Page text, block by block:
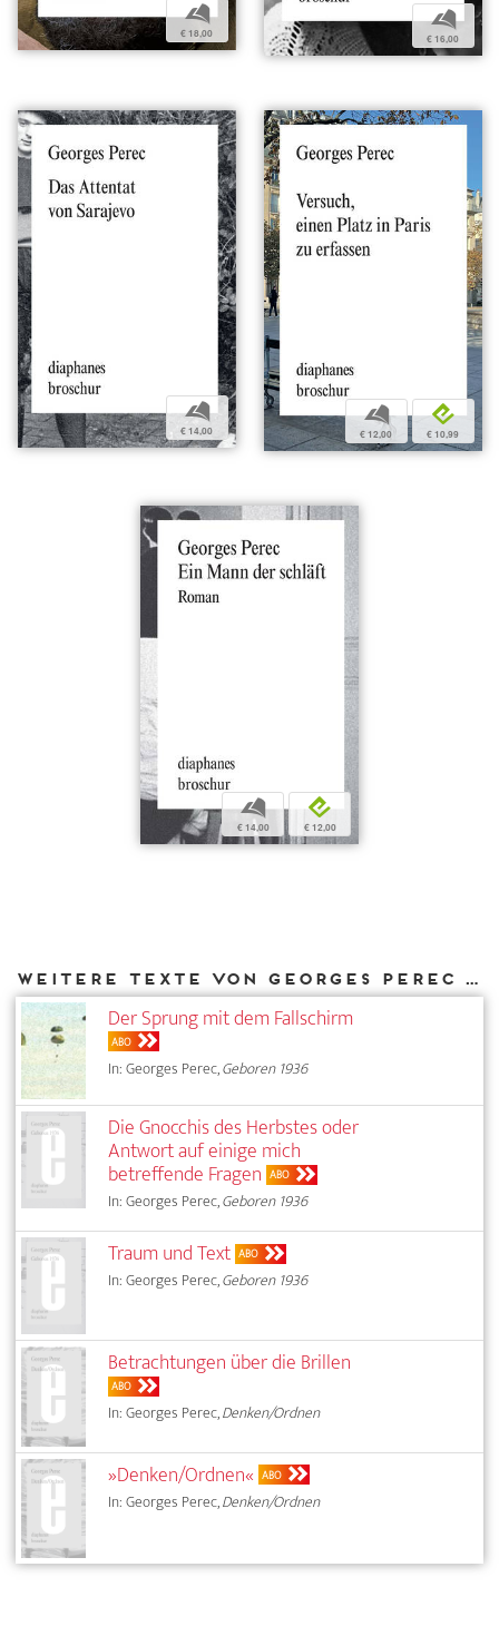
b
€ 18,00
b
€ 16,00
b
€ 14,00
b
€ 12,00
e
€ 10,99
b
€ 14,00
e
€ 12,00
Weitere Texte von Georges Perec bei DIAPHANES
Der Sprung mit dem Fallschirm
ABO
In: Georges Perec,Geboren 1936
Die Gnocchis des Herbstes oder
Antwort auf einige mich
betreffende Fragen ABO
In: Georges Perec,Geboren 1936
Traum und Text ABO
In: Georges Perec,Geboren 1936
Betrachtungen über die Brillen
ABO
In: Georges Perec,Denken/Ordnen
»Denken/Ordnen« ABO
In: Georges Perec,Denken/Ordnen